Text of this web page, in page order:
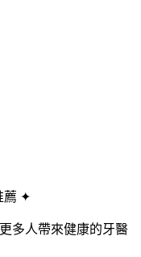
薦 ✦
多人帶來健康的牙醫